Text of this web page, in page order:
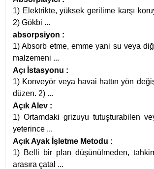
1) Elektrikte, yüksek gerilime karşı
2) Gökbi ...
absorpsiyon :
1) Absorb etme, emme yani su veya
malzemeni ...
Açı İstasyonu :
1) Konveyör veya havai hattın yön
düzen. 2) ...
Açık Alev :
1) Ortamdaki grizuyu tutuşturabilen
yeterince ...
Açık Ayak İşletme Metodu :
1) Belli bir plan düşünülmeden,
arasıra çatal ...